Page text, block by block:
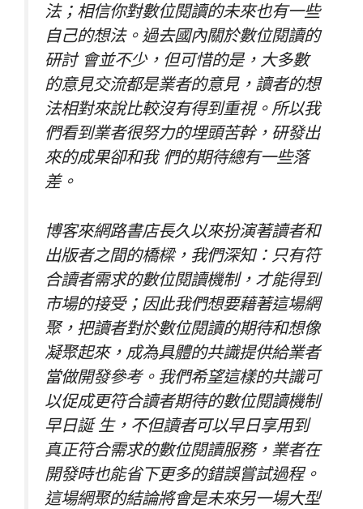
法；相信你對數位閱讀的未來也有一些
自己的想法。過去國內關於數位閱讀的
研討 會並不少，但可惜的是，大多數
的意見交流都是業者的意見，讀者的想
法相對來說比較沒有得到重視。所以我
們看到業者很努力的埋頭苦幹，研發出
來的成果卻和我 們的期待總有一些落
差。
博客來網路書店長久以來扮演著讀者和
出版者之間的橋樑，我們深知：只有符
合讀者需求的數位閱讀機制，才能得到
市場的接受；因此我們想要藉著這場網
聚，把讀者對於數位閱讀的期待和想像
凝聚起來，成為具體的共識提供給業者
當做開發參考。我們希望這樣的共識可
以促成更符合讀者期待的數位閱讀機制
早日誕 生，不但讀者可以早日享用到
真正符合需求的數位閱讀服務，業者在
開發時也能省下更多的錯誤嘗試過程。
這場網聚的結論將會是未來另一場大型